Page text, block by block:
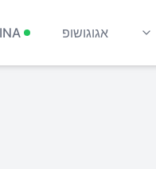
אגוגושופ